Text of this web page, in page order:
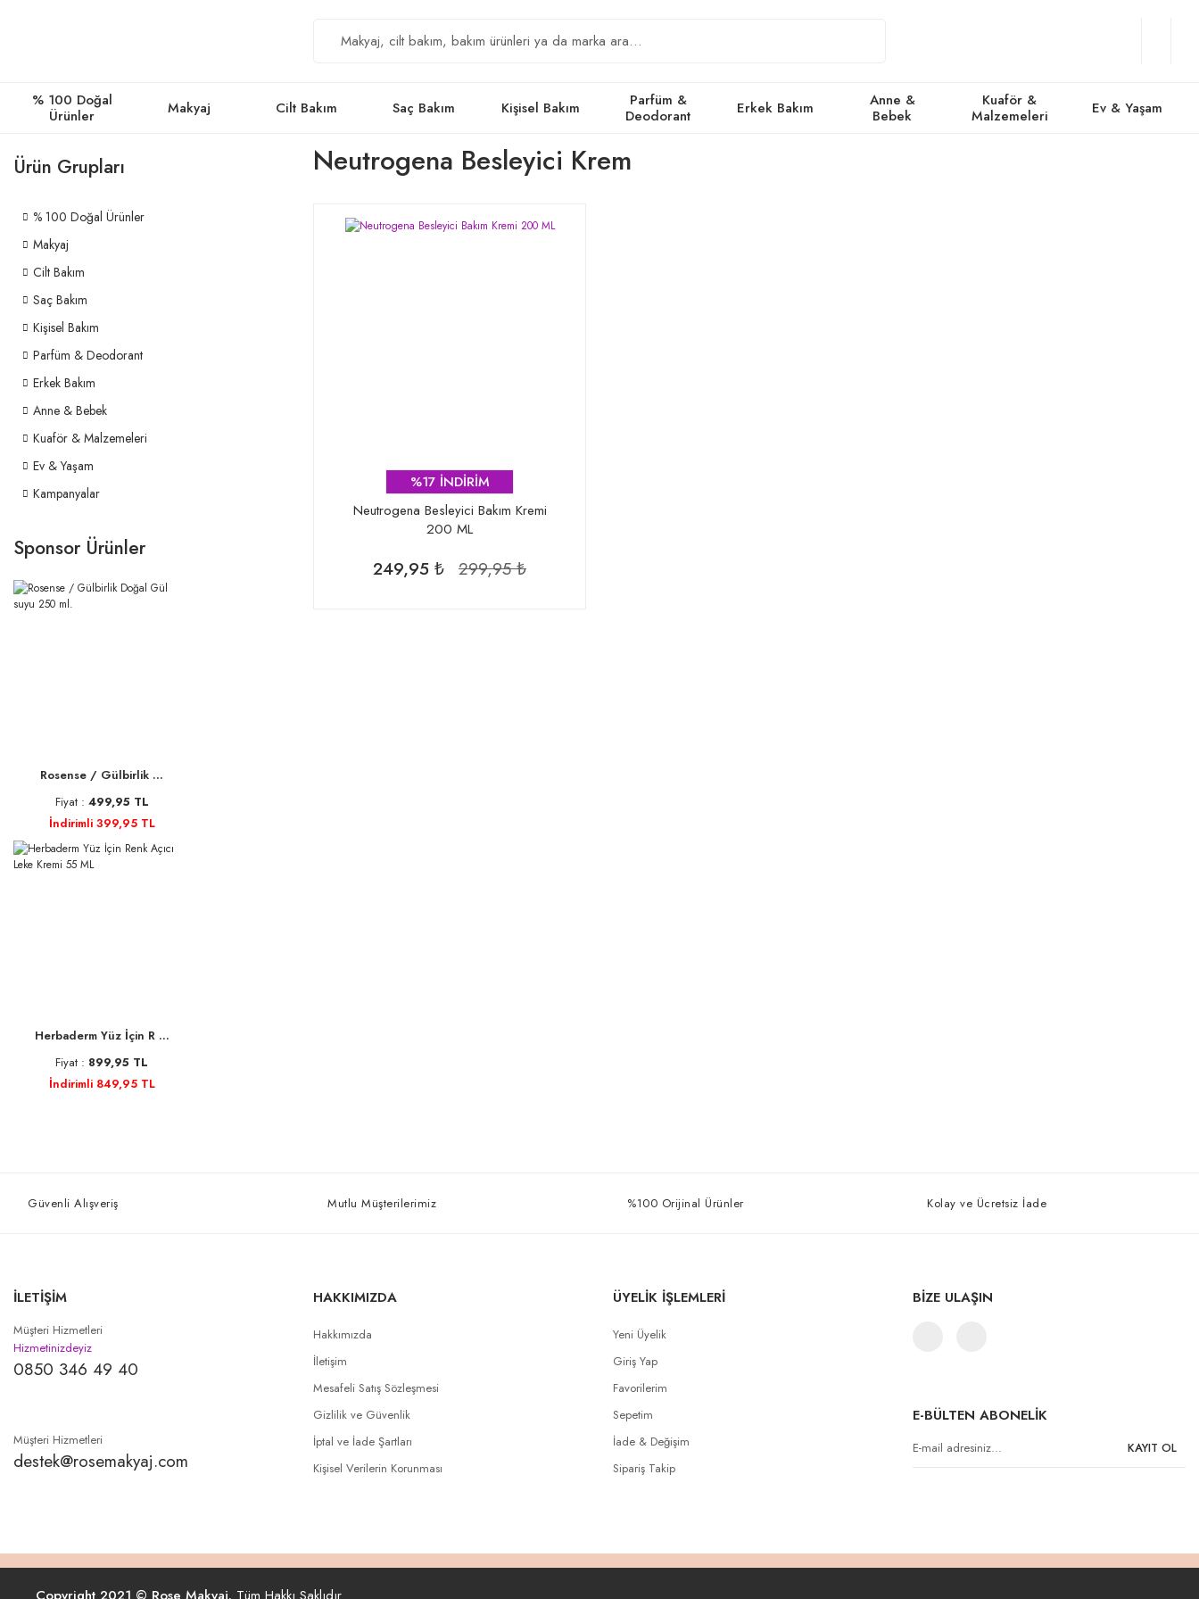
% 100 Doğal
Ürünler
Makyaj Cilt Bakım Saç Bakım Kişisel Bakım
Parfüm &
Deodorant
Erkek Bakım
Anne &
Bebek
Kuaför &
Malzemeleri
Ev & Yaşam
Ürün Grupları
% 100 Doğal Ürünler
Makyaj
Cilt Bakım
Saç Bakım
Kişisel Bakım
Parfüm & Deodorant
Erkek Bakım
Anne & Bebek
Kuaför & Malzemeleri
Ev & Yaşam
Kampanyalar
Sponsor Ürünler
Rosense / Gülbirlik ...
Fiyat : 499,95 TL
İndirimli 399,95 TL
Herbaderm Yüz İçin R ...
Fiyat : 899,95 TL
İndirimli 849,95 TL
Neutrogena Besleyici Krem
%17 İNDİRİM
Neutrogena Besleyici Bakım Kremi
200 ML
249,95 ₺ 299,95 ₺
Güvenli Alışveriş Mutlu Müşterilerimiz %100 Orijinal Ürünler Kolay ve Ücretsiz İade
İLETİŞİM
Müşteri Hizmetleri
Hizmetinizdeyiz
0850 346 49 40
Müşteri Hizmetleri
destek@rosemakyaj.com
HAKKIMIZDA
Hakkımızda
İletişim
Mesafeli Satış Sözleşmesi
Gizlilik ve Güvenlik
İptal ve İade Şartları
Kişisel Verilerin Korunması
ÜYELİK İŞLEMLERİ
Yeni Üyelik
Giriş Yap
Favorilerim
Sepetim
İade & Değişim
Sipariş Takip
BİZE ULAŞIN
E-BÜLTEN ABONELİK
KAYIT OL